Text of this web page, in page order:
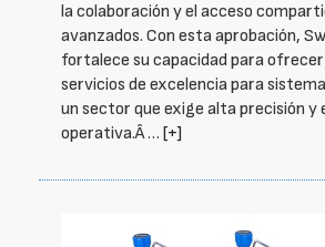
la colaboración y el acceso
avanzados. Con esta aprobación,
fortalece su capacidad para
servicios de excelencia para
un sector que exige alta precisión y
operativa.Â … [+]